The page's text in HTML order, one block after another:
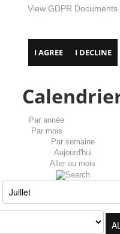
View GDPR Documents
I AGREE I DECLINE
Par année
Par mois
Par semaine
Aujourd'hui
Aller au mois